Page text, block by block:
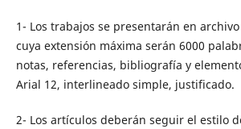
1- Los trabajos se presentarán en
cuya extensión máxima serán 6000
notas, referencias, bibliografía y
Arial 12, interlineado simple, justificado.
2- Los artículos deberán seguir el estilo